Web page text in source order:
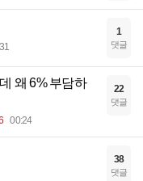
1
댓글
왜 6% 부담하
00:24
22
댓글
38
댓글